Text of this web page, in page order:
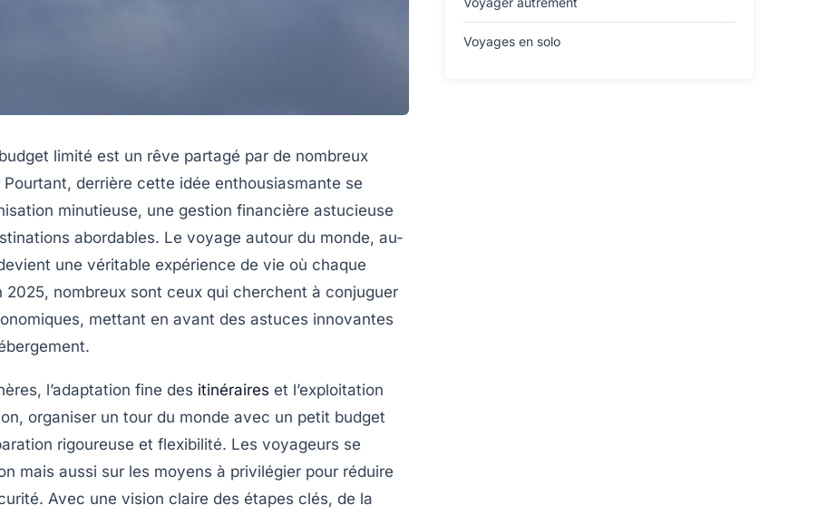
limité est un rêve partagé par de nombreux
derrière cette idée enthousiasmante se
minutieuse, une gestion financière astucieuse
abordables. Le voyage autour du monde, au-
une véritable expérience de vie où chaque
nombreux sont ceux qui cherchent à conjuguer
mettant en avant des astuces innovantes
l’adaptation fine des itinéraires et l’exploitation
organiser un tour du monde avec un petit budget
rigoureuse et flexibilité. Les voyageurs se
mais aussi sur les moyens à privilégier pour réduire
Avec une vision claire des étapes clés, de la
Voyages en solo